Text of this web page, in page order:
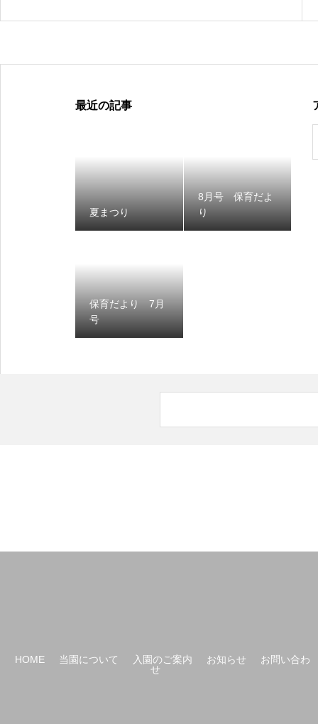
最近の記事
夏まつり
8月号 保育だよ
り
保育だより 7月
号
HOME 当園について 入園のご案内 お知らせ
お問い合わ
せ